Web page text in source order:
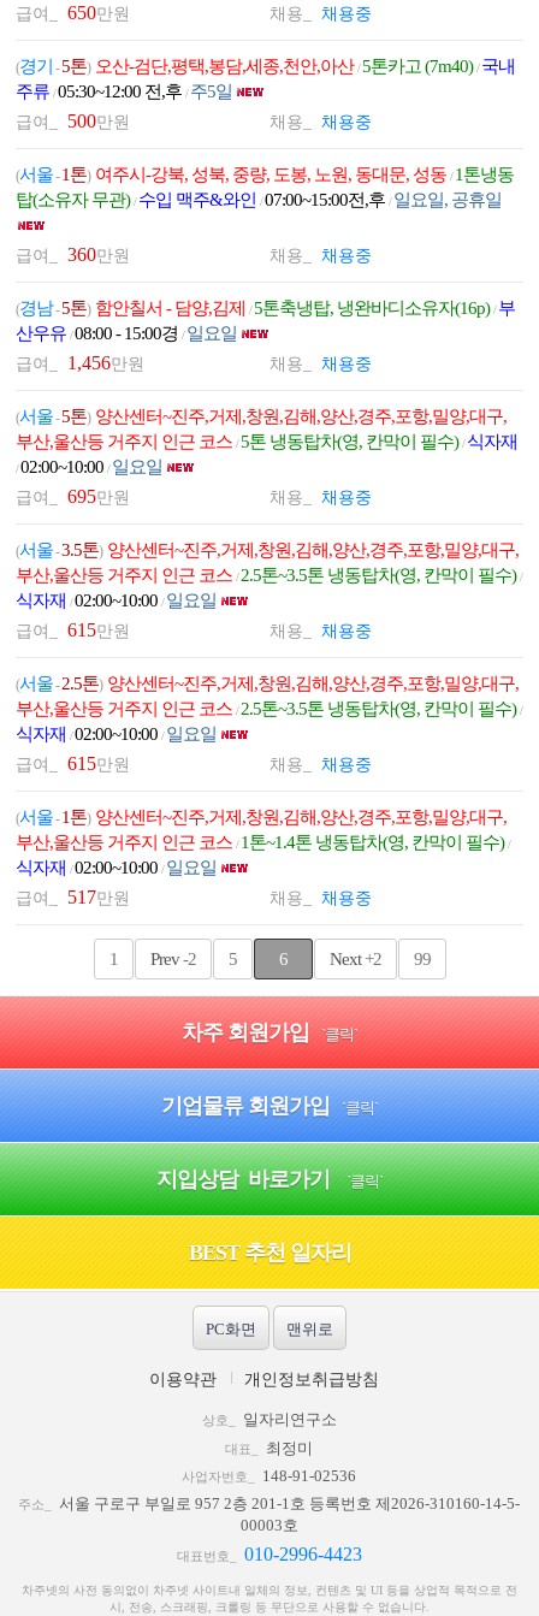
급여_650만원 채용_ 채용중
(경기 -5톤) 오산-검단,평택,봉담,세종,천안,아산/5톤카고 (7m40)/ 국내
주류/05:30~12:00 전,후/ 주5일
급여_ 500만원 채용_ 채용중
(서울-1톤) 여주시-강북, 성북, 중량, 도봉, 노원, 동대문, 성동/ 1톤냉동
탑(소유자 무관)/ 수입 맥주&와인/07:00~15:00전,후/ 일요일, 공휴일
급여_360만원 채용_ 채용중
(경남-5톤) 함안칠서 - 담양,김제/5톤축냉탑, 냉완바디소유자(16p)/ 부
산우유/08:00 - 15:00경/ 일요일
급여_ 1,456만원 채용_ 채용중
(서울-5톤) 양산센터~진주,거제,창원,김해,양산,경주,포항,밀양,대구,
부산,울산등 거주지 인근 코스/5톤 냉동탑차(영, 칸막이 필수)/ 식자재
/02:00~10:00/ 일요일
급여_695만원 채용_ 채용중
(서울-3.5톤) 양산센터~진주,거제,창원,김해,양산,경주,포항,밀양,대구,
부산,울산등 거주지 인근 코스/ 2.5톤~3.5톤 냉동탑차(영, 칸막이 필수)/
식자재/02:00~10:00/ 일요일
급여_615만원 채용_ 채용중
(서울-2.5톤) 양산센터~진주,거제,창원,김해,양산,경주,포항,밀양,대구,
부산,울산등 거주지 인근 코스/ 2.5톤~3.5톤 냉동탑차(영, 칸막이 필수)/
식자재/02:00~10:00/ 일요일
급여_615만원 채용_ 채용중
(서울-1톤) 양산센터~진주,거제,창원,김해,양산,경주,포항,밀양,대구,
부산,울산등 거주지 인근 코스/ 1톤~1.4톤 냉동탑차(영, 칸막이 필수)/
식자재/02:00~10:00/ 일요일
급여_ 517만원 채용_ 채용중
1 Prev-2 5 6 Next+2 99
차주 회원가입 `클릭`
기업물류 회원가입 `클릭`
지입상담 바로가기 `클릭`
BEST 추천 일자리
PC화면 맨위로
이용약관 개인정보취급방침
상호_ 일자리연구소
대표_ 최정미
사업자번호_ 148-91-02536
주소_서울 구로구 부일로 957 2층 201-1호 등록번호 제2026-310160-14-5-
00003호
대표번호_ 010-2996-4423
차주넷의 사전 동의없이 차주넷 사이트내 일체의 정보, 컨텐츠 및 UI 등을 상업적 목적으로 전
시, 전송, 스크래핑, 크롤링 등 무단으로 사용할 수 없습니다.